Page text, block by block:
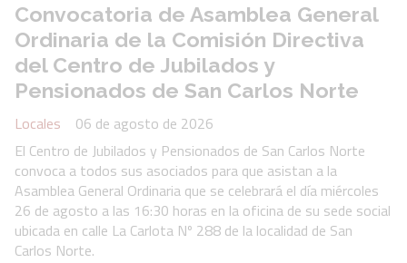
Convocatoria de Asamblea General
Ordinaria de la Comisión Directiva
del Centro de Jubilados y
Pensionados de San Carlos Norte
Locales
06 de agosto de 2026
El Centro de Jubilados y Pensionados de San Carlos Norte
convoca a todos sus asociados para que asistan a la
Asamblea General Ordinaria que se celebrará el día miércoles
26 de agosto a las 16:30 horas en la oficina de su sede social
ubicada en calle La Carlota Nº 288 de la localidad de San
Carlos Norte.